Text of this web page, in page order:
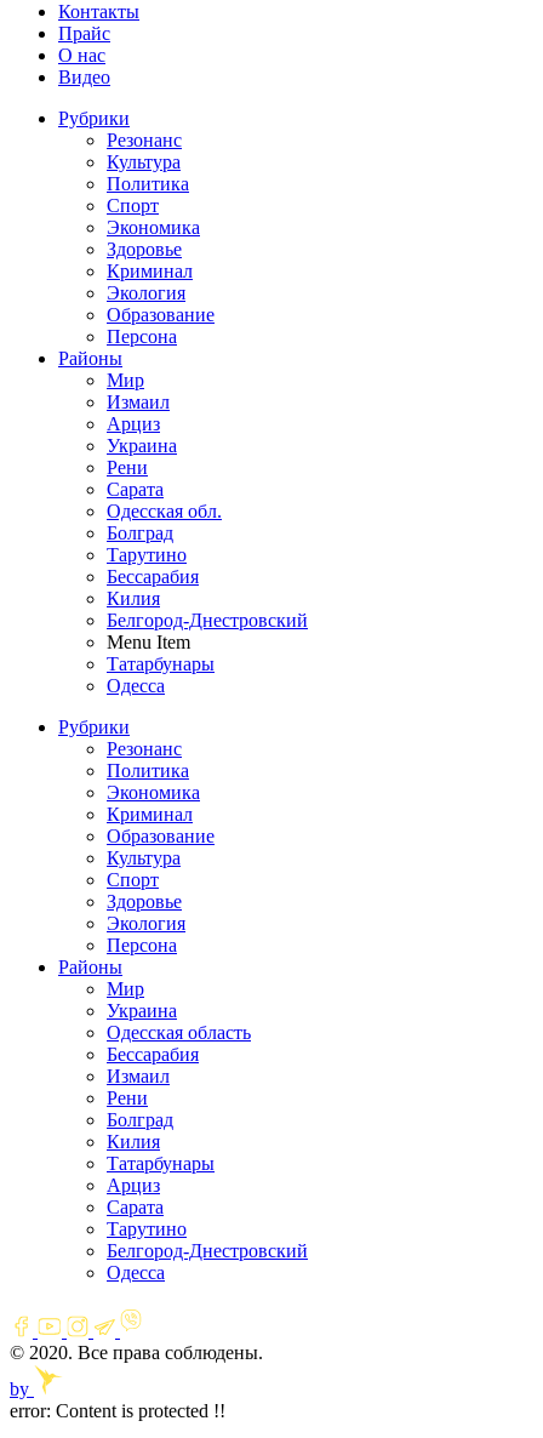
Контакты
Прайс
О нас
Видео
Рубрики
Резонанс
Культура
Политика
Спорт
Экономика
Здоровье
Криминал
Экология
Образование
Персона
Районы
Мир
Измаил
Арциз
Украина
Рени
Сарата
Одесская обл.
Болград
Тарутино
Бессарабия
Килия
Белгород-Днестровский
Menu Item
Татарбунары
Одесса
Рубрики
Резонанс
Политика
Экономика
Криминал
Образование
Культура
Спорт
Здоровье
Экология
Персона
Районы
Мир
Украина
Одесская область
Бессарабия
Измаил
Рени
Болград
Килия
Татарбунары
Арциз
Сарата
Тарутино
Белгород-Днестровский
Одесса
© 2020. Все права соблюдены.
by
error: Content is protected !!